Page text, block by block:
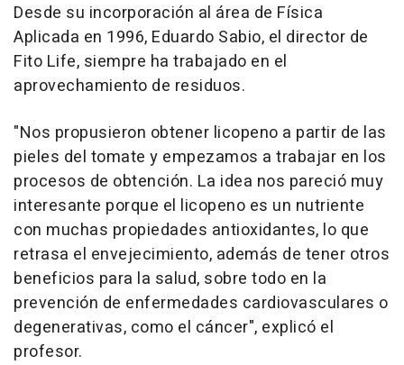
Desde su incorporación al área de Física
Aplicada en 1996, Eduardo Sabio, el director de
Fito Life, siempre ha trabajado en el
aprovechamiento de residuos.
"Nos propusieron obtener licopeno a partir de las
pieles del tomate y empezamos a trabajar en los
procesos de obtención. La idea nos pareció muy
interesante porque el licopeno es un nutriente
con muchas propiedades antioxidantes, lo que
retrasa el envejecimiento, además de tener otros
beneficios para la salud, sobre todo en la
prevención de enfermedades cardiovasculares o
degenerativas, como el cáncer", explicó el
profesor.